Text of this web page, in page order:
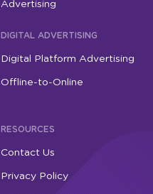
Advertising
DIGITAL ADVERTISING
Digital Platform Advertising
Offline-to-Online
RESOURCES
Contact Us
Privacy Policy